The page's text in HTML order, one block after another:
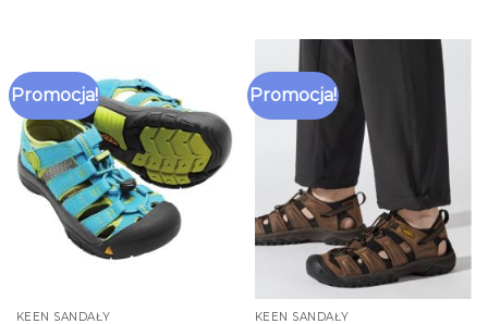
Promocja!
KEEN SANDAŁY
Promocja!
KEEN SANDAŁY